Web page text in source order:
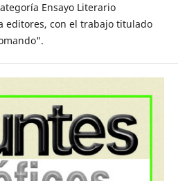
Ensayo Literario
editores, con el trabajo titulado